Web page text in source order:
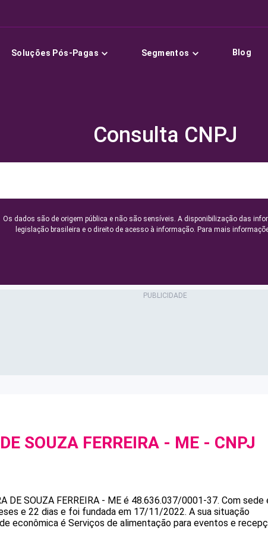
Soluções Pós-Pagas Segmentos Blog
Consulta CNPJ
Os dados são de origem pública e não são sensíveis. A disponibilização das
legislação brasileira e o direito de acesso à informação. Para mais
SOUZA FERREIRA - ME - CNPJ
DE SOUZA FERREIRA - ME é 48.636.037/0001-37. Com sede
e 22 dias e foi fundada em 17/11/2022. A sua situação
econômica é Serviços de alimentação para eventos e